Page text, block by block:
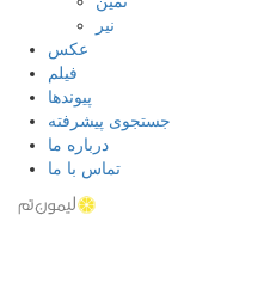
نیر
عکس
فیلم
پیوندها
جستجوی پیشرفته
درباره ما
تماس با ما